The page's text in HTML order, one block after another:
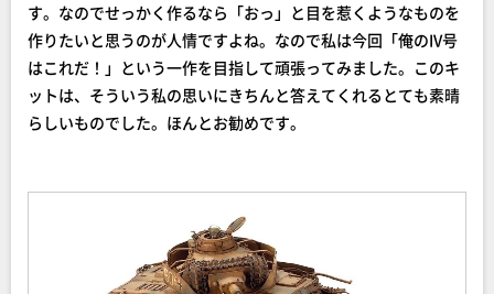
す。なのでせっかく作るなら「おっ」と目を惹くようなものを
作りたいと思うのが人情ですよね。なので私は今回「俺のIV号
はこれだ！」という一作を目指して頑張ってみました。このキ
ットは、そういう私の思いにきちんと答えてくれるとても素晴
らしいものでした。ほんとお勧めです。